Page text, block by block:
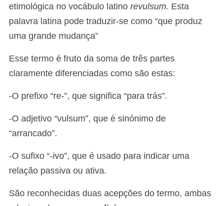
etimológica no vocábulo latino revulsum. Esta
palavra latina pode traduzir-se como “que produz
uma grande mudança”
Esse termo é fruto da soma de três partes
claramente diferenciadas como são estas:
-O prefixo “re-”, que significa “para trás”.
-O adjetivo “vulsum”, que é sinónimo de
“arrancado”.
-O sufixo “-ivo”, que é usado para indicar uma
relação passiva ou ativa.
São reconhecidas duas acepções do termo, ambas